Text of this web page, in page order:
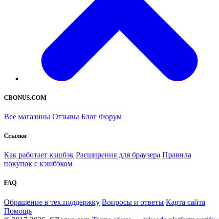
CBONUS.COM
Все магазины Отзывы Блог Форум
Ссылки
Как работает кэшбэк Расширения для браузера Правила
покупок с кэшбэком
FAQ
Обращение в тех.поддержку Вопросы и ответы Карта сайта
Помощь